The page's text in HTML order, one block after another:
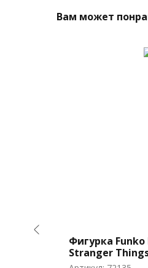
Вам может
Фигурка Funko
Stranger
Floral Shirt (1457)